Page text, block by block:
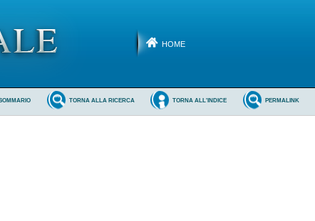
HOME
PERMALINK
TORNA ALL'INDICE
TORNA ALLA RICERCA